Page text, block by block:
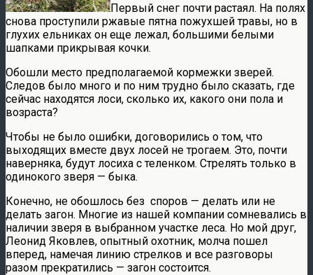
Первый снег почти растаял. На полях
снова проступили ржавые пятна пожухшей травы, но в
глухих ельниках он еще лежал, большими белыми
шапками прикрывая кочки.
Обошли место предполагаемой кормежки зверей.
Следов было много и по ним трудно было сказать, где
сейчас находятся лоси, сколько их, какого они пола и
возраста?
Чтобы не было ошибки, договорились о том, что
выходящих вместе двух лосей не трогаем. Это, почти
наверняка, будут лосиха с теленком. Стрелять только в
одинокого зверя — быка.
Конечно, не обошлось без споров — делать или не
делать загон. Многие из нашей компании сомневались в
наличии зверя в выбранном участке леса. Но мой друг,
Леонид Яковлев, опытный охотник, молча пошел
вперед, намечая линию стрелков и все разговоры
разом прекратились — загон состоится.